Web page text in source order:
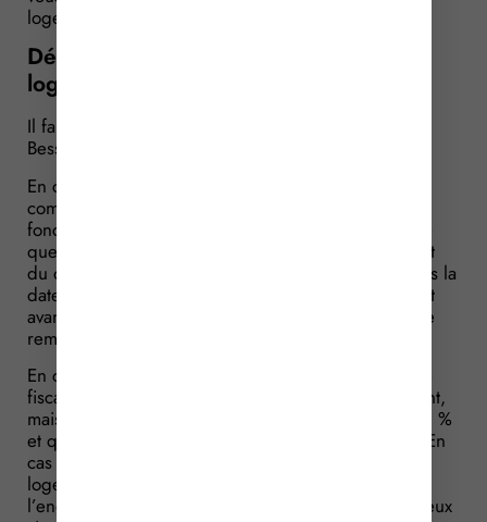
logement défiscalisé sous le régime « Robien »…
Démembrement de propriété d’un
logement : le cas du Besson
Il faut ici distinguer deux régimes différents : le «
Besson neuf » et le « Besson ancien ».
En ce qui concerne le « Besson neuf », qui permet,
comme le « Robien », de déduire des revenus
fonciers un amortissement, la sanction sera la même
que pour le « Robien » : lorsque le démembrement
du droit de propriété de l’immeuble intervient après la
date de souscription de l’engagement de location et
avant son expiration, l’avantage fiscal est en principe
remis en cause.
En ce qui concerne le « Besson ancien », l’avantage
fiscal prend ici la forme, non pas d’un amortissement,
mais d’une déduction fiscale calculée au taux de 26 %
et qui s’applique sur le montant des loyers perçus. En
cas de démembrement du droit de propriété du
logement pendant la période couverte par
l’engagement de location, il faut distinguer selon deux